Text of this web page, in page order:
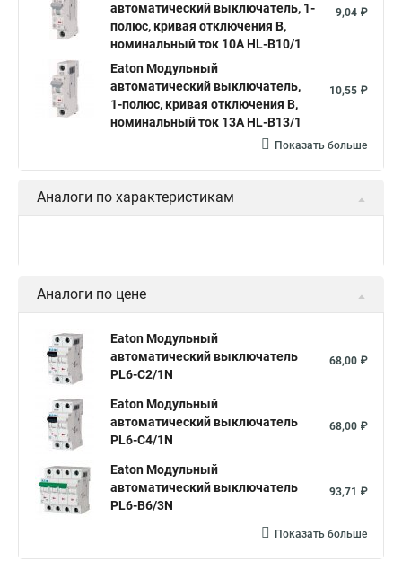
автоматический выключатель, 1-
полюс, кривая отключения B,
номинальный ток 10А HL-B10/1
9,04 ₽
Eaton Модульный
автоматический выключатель,
1-полюс, кривая отключения B,
номинальный ток 13А HL-B13/1
10,55 ₽
Показать больше
Аналоги по характеристикам
Аналоги по цене
Eaton Модульный
автоматический выключатель
PL6-C2/1N
68,00 ₽
Eaton Модульный
автоматический выключатель
PL6-C4/1N
68,00 ₽
Eaton Модульный
автоматический выключатель
PL6-B6/3N
93,71 ₽
Показать больше